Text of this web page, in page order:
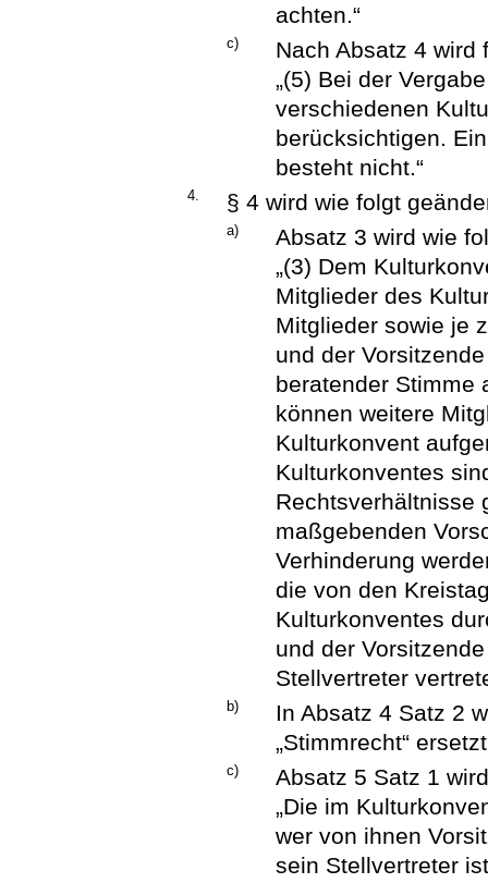
achten.“
c)
Nach Absatz 4 wird
„(5) Bei der
verschiedenen
berücksichtigen.
besteht nicht.“
4. § 4 wird wie folgt
a)
Absatz 3 wird wie
„(3) Dem
Mitglieder des
Mitglieder sowie je
und der
beratender Stimme
können weitere
Kulturkonvent
Kulturkonventes
Rechtsverhältnisse
maßgebenden
Verhinderung
die von den
Kulturkonventes
und der
Stellvertreter
b)
In Absatz 4 Satz 2
„Stimmrecht“
c)
Absatz 5 Satz 1
„Die im
wer von ihnen
sein Stellvertreter